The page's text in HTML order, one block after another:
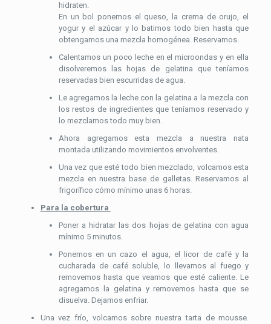
hidraten.
En un bol ponemos el queso, la crema de orujo, el
yogur y el azúcar y lo batimos todo bien hasta que
obtengamos una mezcla homogénea. Reservamos.
Calentamos un poco leche en el microondas y en ella
disolveremos las hojas de gelatina que teníamos
reservadas bien escurridas de agua.
Le agregamos la leche con la gelatina a la mezcla con
los restos de ingredientes que teníamos reservado y
lo mezclamos todo muy bien.
Ahora agregamos esta mezcla a nuestra nata
montada utilizando movimientos envolventes.
Una vez que esté todo bien mezclado, volcamos esta
mezcla en nuestra base de galletas. Reservamos al
frigorífico cómo mínimo unas 6 horas.
Para la cobertura
Poner a hidratar las dos hojas de gelatina con agua
mínimo 5 minutos.
Ponemos en un cazo el agua, el licor de café y la
cucharada de café soluble, lo llevamos al fuego y
removemos hasta que veamos que esté caliente. Le
agregamos la gelatina y removemos hasta que se
disuelva. Dejamos enfriar.
Una vez frío, volcamos sobre nuestra tarta de mousse.